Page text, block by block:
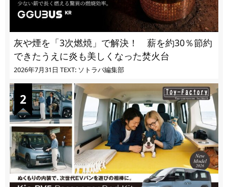
灰や煙を「3次燃焼」で解決！ 薪を約30％節約
できたうえに炎も美しくなった焚火台
2026年7月31日 TEXT: ソトラバ編集部